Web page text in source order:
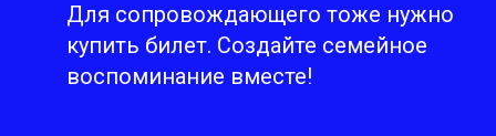
Для сопровождающего тоже нужно
купить билет. Создайте семейное
воспоминание вместе!